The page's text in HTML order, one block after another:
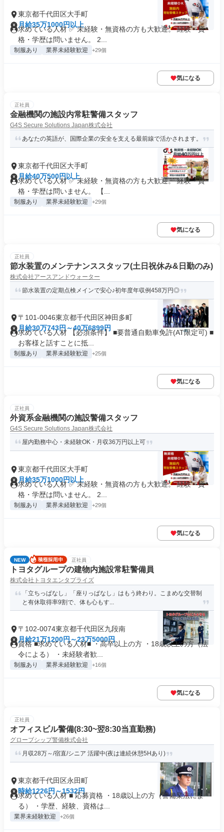
東京都千代田区大手町
月給35万1000円以上
求めている人材 ✅ 未経験・無資格の方も大歓迎。 経験・資
格・学歴は問いません。 2...
制服あり 業界未経験歓迎 +29個
気になる
正社員
金融機関の施設内常駐警備スタッフ
G4S Secure Solutions Japan株式会社
あなたの英語が、国際企業の安全を支える最前線で活かされます。
東京都千代田区大手町
月給40万500円以上
求めている人材 ✅ 未経験・無資格の方も大歓迎。 経験・資
格・学歴は問いません。 【...
制服あり 業界未経験歓迎 +29個
気になる
正社員
節水装置のメンテナンススタッフ(土日祝休み&日勤のみ)
株式会社アースアンドウォーター
節水装置の定期点検メインで安心♪初年度年収例458万円◎
〒101-0046東京都千代田区神田多町
月給30万743円～40万6899円
求めている人材 【必須条件】 ■要普通自動車免許(AT限定可) ■
お客様と話すことに抵...
制服あり 業界未経験歓迎 +25個
気になる
正社員
外資系金融機関の施設警備スタッフ
G4S Secure Solutions Japan株式会社
屋内勤務中心・未経験OK・月収36万円以上可
東京都千代田区大手町
月給35万1000円以上
求めている人材 ✅ 未経験・無資格の方も大歓迎。 経験・資
格・学歴は問いません。 2...
制服あり 業界未経験歓迎 +29個
気になる
NEW 正社員
トヨタグループの建物内施設常駐警備員
株式会社トヨタエンタプライズ
「立ちっぱなし」「座りっぱなし」はもう終わり。こまめな交替制
と有休取得率9割で、体も心もす...
〒102-0074東京都千代田区九段南
月給21万1200円～23万5000円
資格 ■求めている人材■ ・高卒以上の方 ・18歳以上の方（法
令による） ・未経験者歓...
制服あり 業界未経験歓迎 +16個
気になる
正社員
オフィスビル警備(8:30~翌8:30当直勤務)
グローブシップ警備株式会社
月収28万～/宿直/シニア 活躍中(夜は連続休憩5Hあり)
東京都千代田区永田町
時給1226円～1532円
求めている人材 ■ 応募資格 ・18歳以上の方（警備業法によ
る） ・学歴、経験、資格は...
業界未経験歓迎 +26個